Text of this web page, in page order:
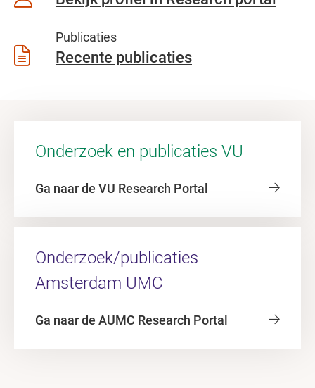
Publicaties
Recente publicaties
Onderzoek en publicaties VU
Ga naar de VU Research Portal
Onderzoek/publicaties
Amsterdam UMC
Ga naar de AUMC Research Portal